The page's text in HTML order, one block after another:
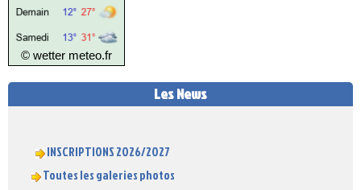
© wetter meteo.fr
Les News
INSCRIPTIONS 2026/2027
Toutes les galeries photos